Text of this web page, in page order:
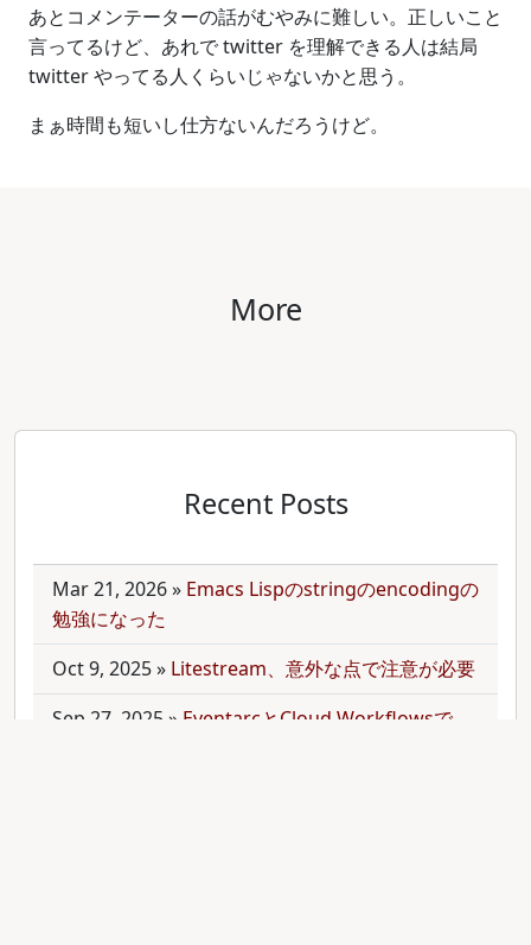
あとコメンテーターの話がむやみに難しい。正しいこと
言ってるけど、あれで twitter を理解できる人は結局
twitter やってる人くらいじゃないかと思う。
まぁ時間も短いし仕方ないんだろうけど。
More
Recent Posts
Mar 21, 2026» Emacs Lispのstringのencodingの
勉強になった
Oct 9, 2025» Litestream、意外な点で注意が必要
Sep 27, 2025 » EventarcとCloud Workflowsで